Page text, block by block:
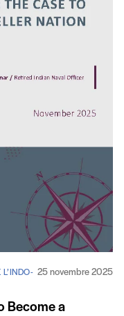
25 novembre 2025
Become a